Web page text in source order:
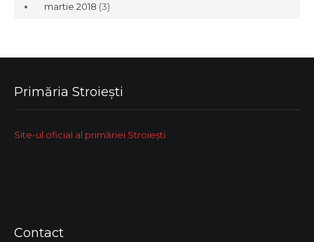
martie 2018 (3)
Primăria Stroiești
Site-ul oficial al primăriei Stroiești
Contact